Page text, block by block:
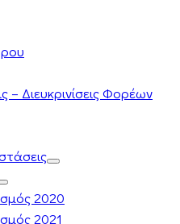
– Διευκρινίσεις Φορέων
2020
2021